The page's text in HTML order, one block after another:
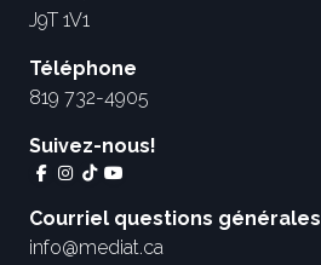
J9T 1V1
Téléphone
819 732-4905
Suivez-nous!
Courriel questions générales
info@mediat.ca